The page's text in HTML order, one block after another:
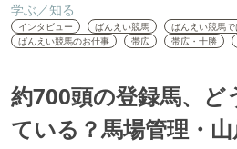
学ぶ／知る
インタビュー ばんえい競馬
ばんえい競馬で
ばんえい競馬のお仕事
帯広 帯広・十勝
約700頭の登録馬、ど
ている？馬場管理・